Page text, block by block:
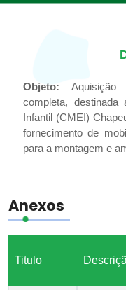
Objeto:
completa,
Infantil (CMEI)
fornecimento de
para a montagem e
Anexos
Titulo